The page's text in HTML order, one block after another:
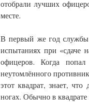
отобрали лучших
месте.
В первый же год службы
испытаниях при «сдаче
офицеров. Когда
неутомлённого
этот квадрат, знает,
ногах. Обычно в